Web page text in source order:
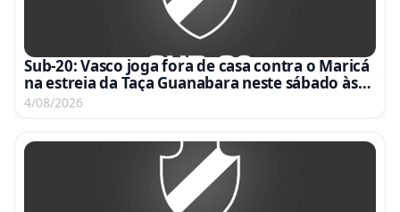
Sub-20: Vasco joga fora de casa contra o Maricá
na estreia da Taça Guanabara neste sábado às
15h
4/08/2026